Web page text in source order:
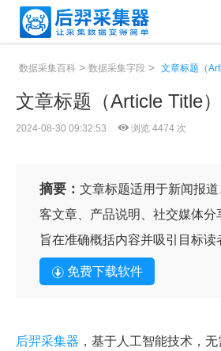
数据采集百科 > 数据采集字段 > 文章标题（
文章标题（Article Title）
2024-08-30 09:32:53 浏览 4474 次
摘要： 文章标题适用于新闻报
客文章、产品说明、社交媒体分
旨在准确概括内容并吸引目标读
免费下载软件
后羿采集器 ，基于人工智能技术，